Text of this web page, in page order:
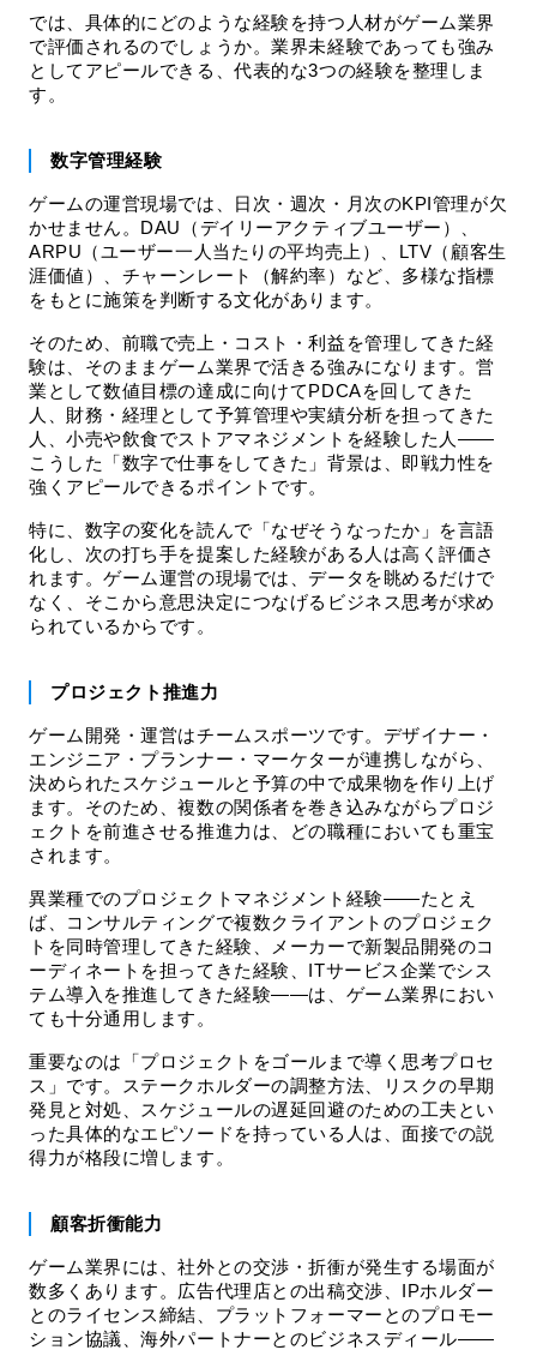
では、具体的にどのような経験を持つ人材がゲーム業界
で評価されるのでしょうか。業界未経験であっても強み
としてアピールできる、代表的な3つの経験を整理しま
す。
数字管理経験
ゲームの運営現場では、日次・週次・月次のKPI管理が欠
かせません。DAU（デイリーアクティブユーザー）、
ARPU（ユーザー一人当たりの平均売上）、LTV（顧客生
涯価値）、チャーンレート（解約率）など、多様な指標
をもとに施策を判断する文化があります。
そのため、前職で売上・コスト・利益を管理してきた経
験は、そのままゲーム業界で活きる強みになります。営
業として数値目標の達成に向けてPDCAを回してきた
人、財務・経理として予算管理や実績分析を担ってきた
人、小売や飲食でストアマネジメントを経験した人——
こうした「数字で仕事をしてきた」背景は、即戦力性を
強くアピールできるポイントです。
特に、数字の変化を読んで「なぜそうなったか」を言語
化し、次の打ち手を提案した経験がある人は高く評価さ
れます。ゲーム運営の現場では、データを眺めるだけで
なく、そこから意思決定につなげるビジネス思考が求め
られているからです。
プロジェクト推進力
ゲーム開発・運営はチームスポーツです。デザイナー・
エンジニア・プランナー・マーケターが連携しながら、
決められたスケジュールと予算の中で成果物を作り上げ
ます。そのため、複数の関係者を巻き込みながらプロジ
ェクトを前進させる推進力は、どの職種においても重宝
されます。
異業種でのプロジェクトマネジメント経験——たとえ
ば、コンサルティングで複数クライアントのプロジェク
トを同時管理してきた経験、メーカーで新製品開発のコ
ーディネートを担ってきた経験、ITサービス企業でシス
テム導入を推進してきた経験——は、ゲーム業界におい
ても十分通用します。
重要なのは「プロジェクトをゴールまで導く思考プロセ
ス」です。ステークホルダーの調整方法、リスクの早期
発見と対処、スケジュールの遅延回避のための工夫とい
った具体的なエピソードを持っている人は、面接での説
得力が格段に増します。
顧客折衝能力
ゲーム業界には、社外との交渉・折衝が発生する場面が
数多くあります。広告代理店との出稿交渉、IPホルダー
とのライセンス締結、プラットフォーマーとのプロモー
ション協議、海外パートナーとのビジネスディール——